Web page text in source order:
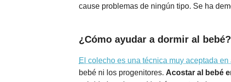
cause problemas de ningún tipo. Se ha
¿Cómo ayudar a dormir al bebé?
El colecho es una técnica muy aceptada
bebé ni los progenitores. Acostar al bebé